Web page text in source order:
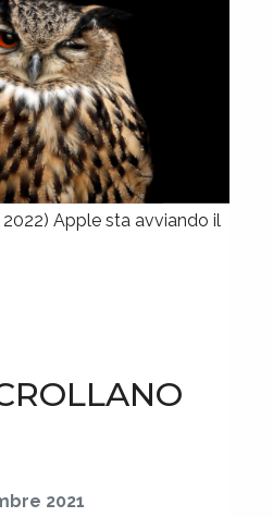
Apple sta avviando il
2021